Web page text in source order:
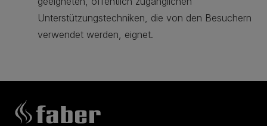
Unterstützungstechniken, die von den Besuchern
verwendet werden, eignet.